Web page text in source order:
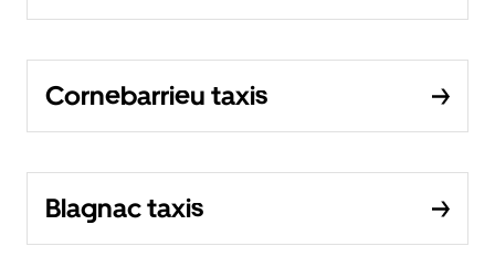
Cornebarrieu taxis
Blagnac taxis